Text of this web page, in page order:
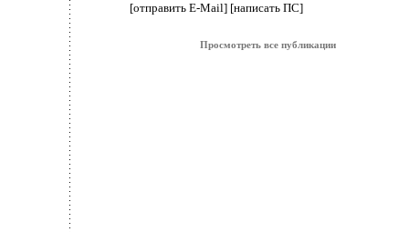
[отправить E-Mail] [написать ПС]
Просмотреть все публикации